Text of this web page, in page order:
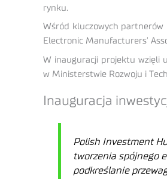
rynku.
Wśród kluczowych partnerów
Electronic Manufacturers’
W inauguracji projektu wzięli
w Ministerstwie Rozwoju i
Inauguracja
Polish Investment
tworzenia spójnego
podkreślanie